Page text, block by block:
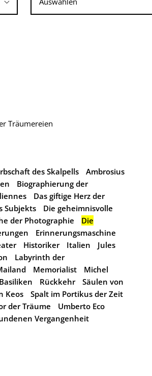
Träumereien
des Skalpells
Ambrosius
Biographierung der
Das giftige Herz der
Subjekts
Die geheimnisvolle
der Photographie
Die
Erinnerungsmaschine
Historiker Italien
Jules
Labyrinth der
Memorialist
Michel
Rückkehr
Säulen von
Keos
Spalt im Portikus der Zeit
der Träume
Umberto Eco
Vergangenheit